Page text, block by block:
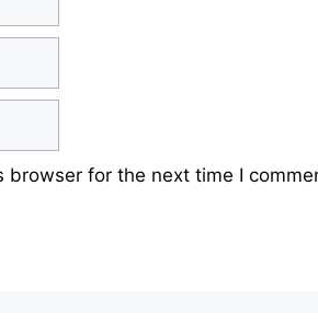
for the next time I